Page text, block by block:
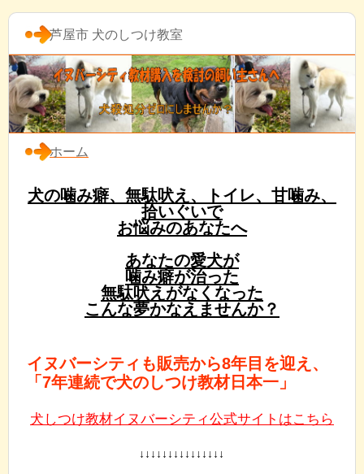
芦屋市 犬のしつけ教室
ホーム
犬の噛み癖、無駄吠え、トイレ、甘噛み、
拾いぐいで
お悩みのあなたへ
あなたの愛犬が
噛み癖が治った
無駄吠えがなくなった
こんな夢かなえませんか？
イヌバーシティも販売から8年目を迎え、
「7年連続で犬のしつけ教材日本一」
犬しつけ教材イヌバーシティ公式サイトはこちら
↓↓↓↓↓↓↓↓↓↓↓↓↓↓↓